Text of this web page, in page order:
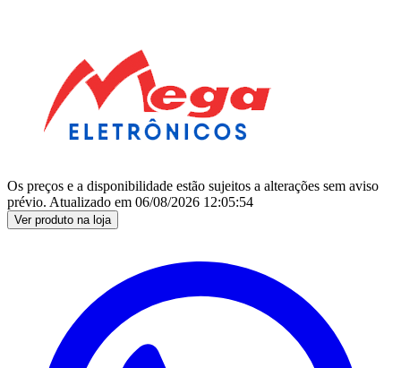
Os preços e a disponibilidade estão sujeitos a alterações sem aviso
prévio. Atualizado em 06/08/2026 12:05:54
Ver produto na loja